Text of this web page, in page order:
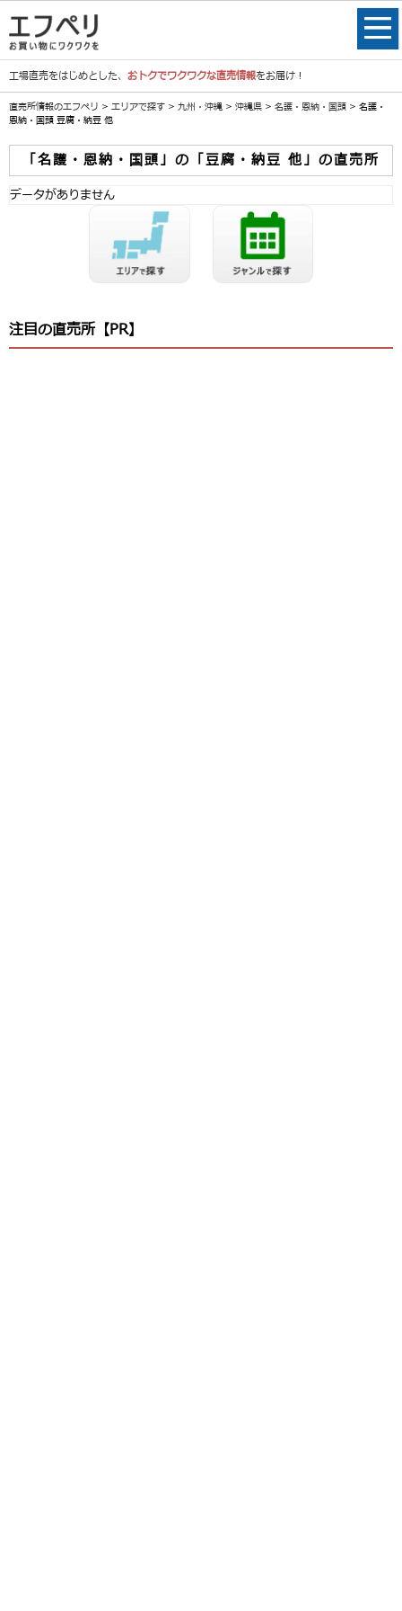
工場直売をはじめとした、 おトクでワクワクな直売情報をお届け！
直売所情報のエフペリ > エリアで探す > 九州・沖縄 > 沖縄県 > 名護・恩納・国頭 > 名護・
恩納・国頭 豆腐・納豆 他
「名護・恩納・国頭」の「豆腐・納豆 他」の直売所
データがありません
注目の直売所【PR】